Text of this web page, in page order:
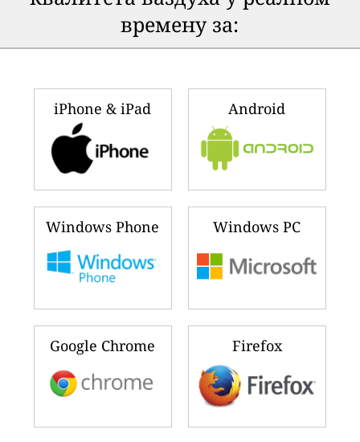
времену за:
iPhone & iPad Android
Windows Phone Windows PC
Google Chrome Firefox